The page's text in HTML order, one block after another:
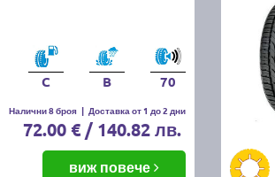
C B 70
Налични 8 броя | Доставка от 1 до 2 дни
72.00 € / 140.82 лв.
виж повече